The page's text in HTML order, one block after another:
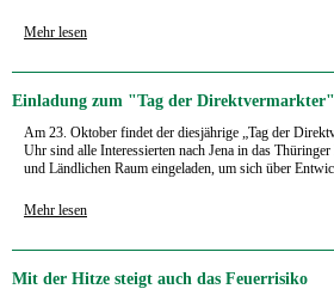
Mehr lesen
Einladung zum "Tag der
Am 23. Oktober findet der diesjährige „Tag der
Uhr sind alle Interessierten nach Jena in das
und Ländlichen Raum eingeladen, um sich über
Mehr lesen
Mit der Hitze steigt auch das Feuerrisiko